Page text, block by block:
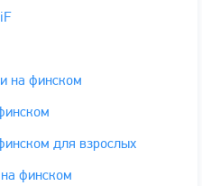
на финском
для взрослых
финском